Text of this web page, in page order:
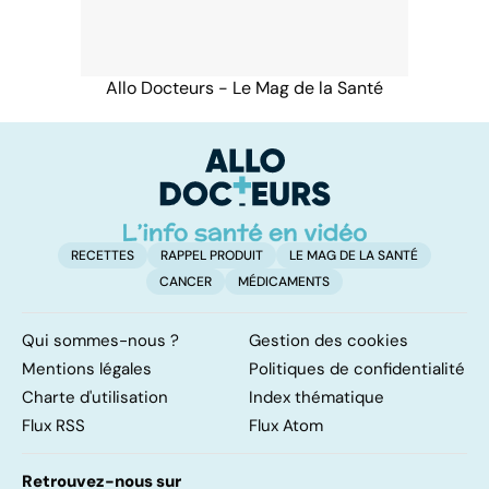
Allo Docteurs - Le Mag de la Santé
RECETTES RAPPEL PRODUIT
LE MAG DE LA SANTÉ
CANCER
MÉDICAMENTS
Qui sommes-nous ?
Gestion des cookies
Mentions légales
Politiques de confidentialité
Charte d'utilisation
Index thématique
Flux RSS
Flux Atom
Retrouvez-nous sur